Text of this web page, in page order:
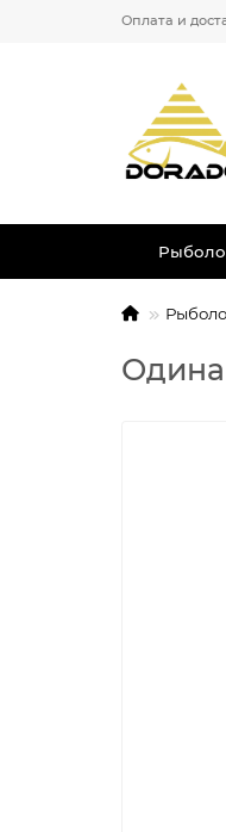
Оплата и